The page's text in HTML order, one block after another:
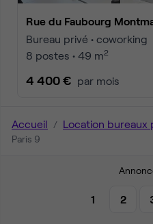
Rue du Faubourg
Bureau privé • coworking
8 postes • 49 m2
4 400 € par mois
Accueil Location bureaux
Paris 9
1 2